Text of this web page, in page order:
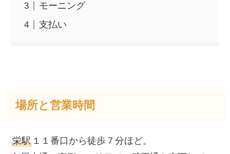
モーニング
支払い
場所と営業時間
栄駅 １１番口から徒歩７分ほど。